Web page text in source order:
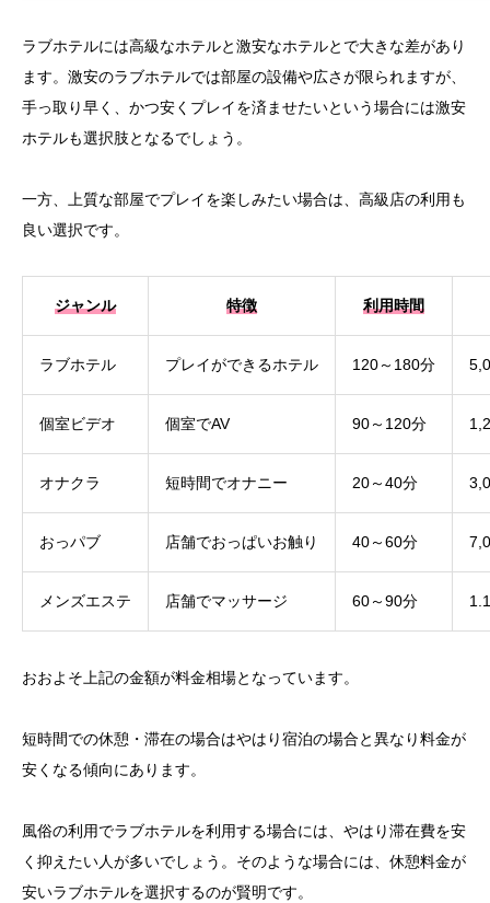
ラブホテルには高級なホテルと激安なホテルとで大きな差があり
ます。激安のラブホテルでは部屋の設備や広さが限られますが、
手っ取り早く、かつ安くプレイを済ませたいという場合には激安
ホテルも選択肢となるでしょう。
一方、上質な部屋でプレイを楽しみたい場合は、高級店の利用も
良い選択です。
ジャンル 特徴 利用時間
ラブホテル プレイができるホテル 120～180分
個室ビデオ 個室でAV 90～120分
オナクラ 短時間でオナニー 20～40分
おっパブ 店舗でおっぱいお触り 40～60分
メンズエステ 店舗でマッサージ 60～90分
おおよそ上記の金額が料金相場となっています。
短時間での休憩・滞在の場合はやはり宿泊の場合と異なり料金が
安くなる傾向にあります。
風俗の利用でラブホテルを利用する場合には、やはり滞在費を安
く抑えたい人が多いでしょう。そのような場合には、休憩料金が
安いラブホテルを選択するのが賢明です。